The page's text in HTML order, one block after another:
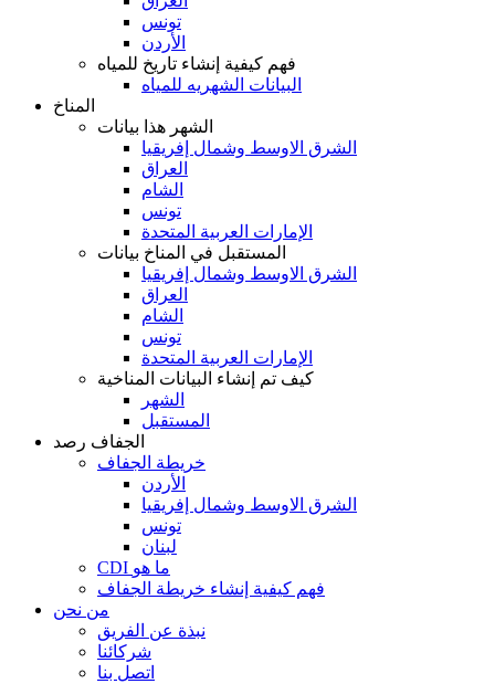
تونس
الأردن
فهم كيفية إنشاء تاريخ للمياه
البيانات الشهريه للمياه
المناخ
الشهر هذا بيانات
الشرق الاوسط وشمال إفريقيا
العراق
الشام
تونس
الإمارات العربية المتحدة
المستقبل في المناخ بيانات
الشرق الاوسط وشمال إفريقيا
العراق
الشام
تونس
الإمارات العربية المتحدة
كيف تم إنشاء البيانات المناخية
الشهر
المستقبل
الجفاف رصد
خريطة الجفاف
الأردن
الشرق الاوسط وشمال إفريقيا
تونس
لبنان
CDI ما هو
فهم كيفية إنشاء خريطة الجفاف
من نحن
نبذة عن الفريق
شركائنا
اتصل بنا